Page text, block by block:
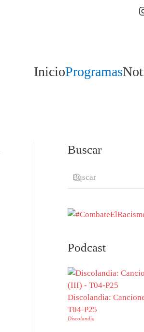
InicioProgramas
Buscar
Podcast
Discolandia:
T04-P25
Discolandia